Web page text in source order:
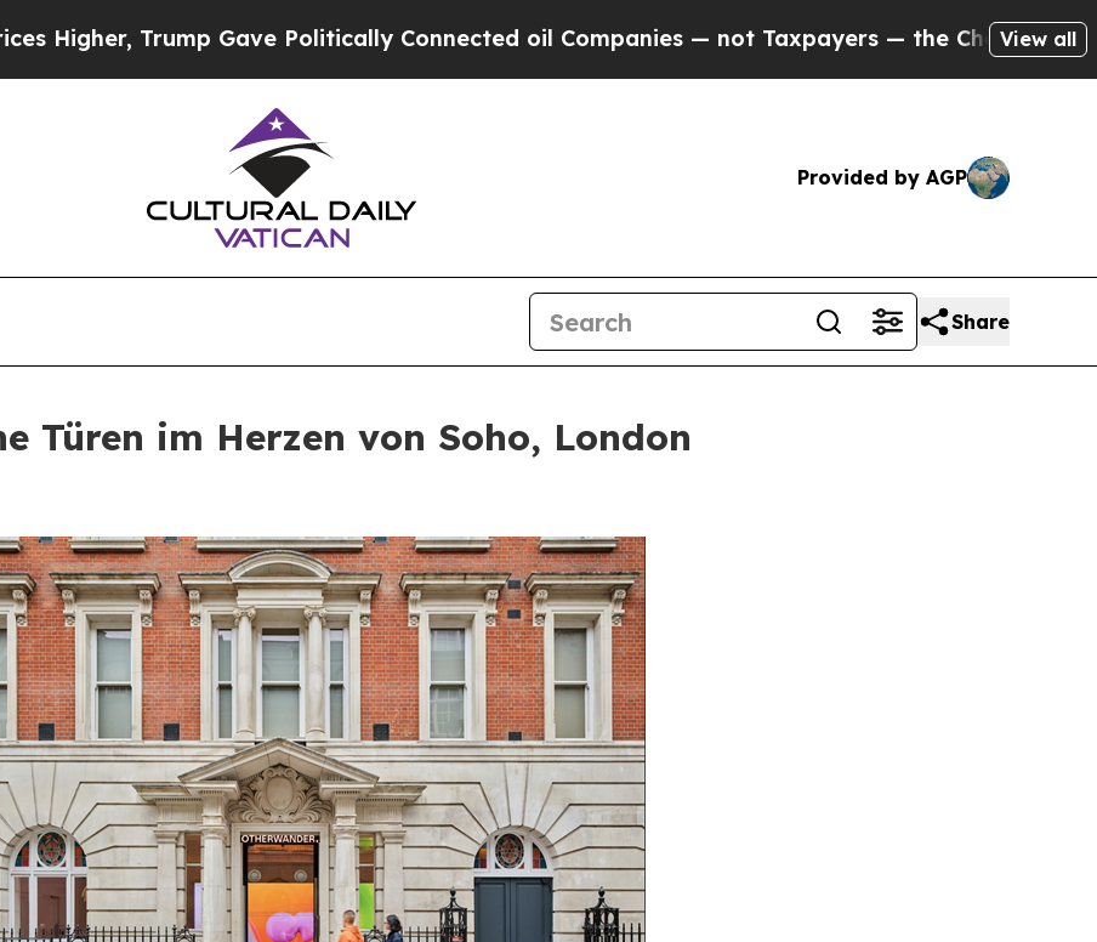
Gave Politically Connected oil Companies — not Taxpayers — the Chance to Cash in onView all
Provided by AGP
Share
Türen im Herzen von Soho, London